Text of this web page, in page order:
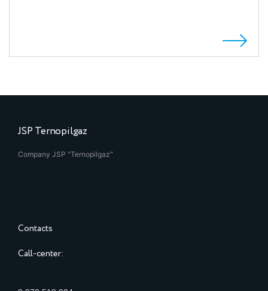
JSP Ternopilgaz
Company JSP "Ternopilgaz"
Contacts
Call-center: